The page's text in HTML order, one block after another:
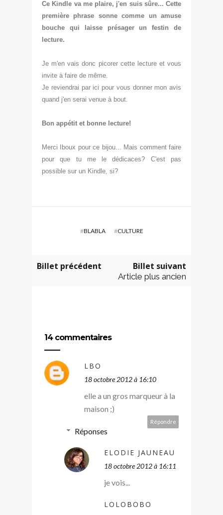
Ce Kindle va me plaire, j'en suis sûre... Cette
première phrase sonne comme un amuse
bouche qui laisse présager un festin de
lecture.
Je m'en vais donc picorer cette lecture et vous
invite à faire de même.
Je reviendrai par ici pour vous donner mon avis
quand j'en serai venue à bout.
Bon appétit et bonne lecture!
Merci Iboux pour ce bijou... Mais comment faire
pour que tu me le dédicaces? C'est pas
possible sur un Kindle, si?
#BLABLA #CULTURE
Billet précédent Billet suivant
Article plus ancien
14 commentaires
LBO
18 octobre 2012 à 16:10
elle a un gros marqueur à la
maison ;)
Répondre
Réponses
ELODIE JAUNEAU
18 octobre 2012 à 16:11
je vois...
LOLOBOBO